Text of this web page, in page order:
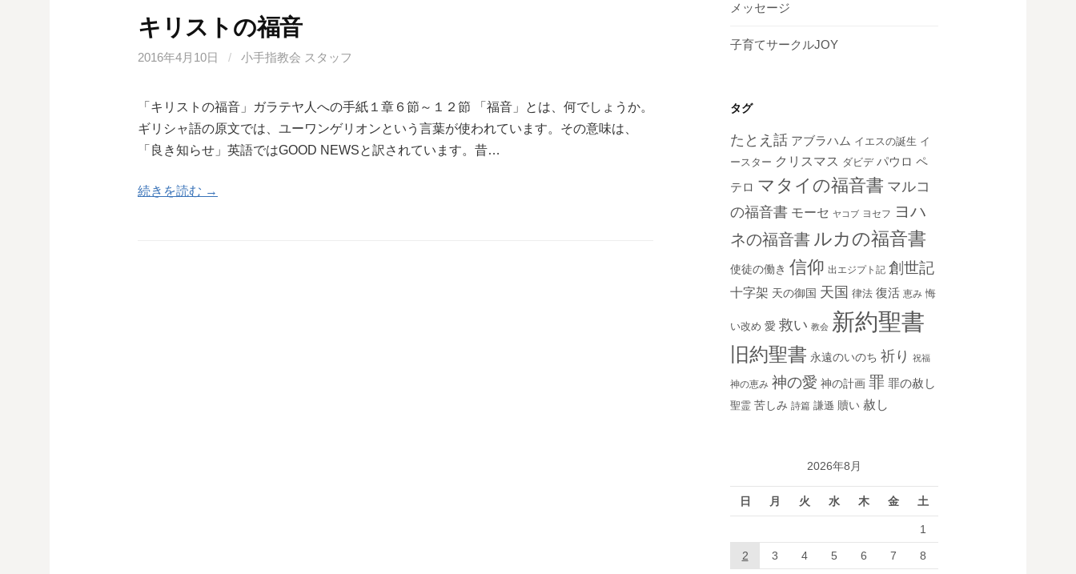
キリストの福音
2016年4月10日 / 小手指教会 スタッフ
「キリストの福音」ガラテヤ人への手紙１章６節～１２節 「福音」とは、何でしょうか。
ギリシャ語の原文では、ユーワンゲリオンという言葉が使われています。その意味は、
「良き知らせ」英語ではGOOD NEWSと訳されています。昔…
続きを読む →
メッセージ
子育てサークルJOY
タグ
たとえ話 アブラハム イエスの誕生 イ
ースター クリスマス ダビデ パウロ ペ
テロ マタイの福音書 マルコ
の福音書 モーセ ヤコブ ヨセフ ヨハ
ネの福音書 ルカの福音書
使徒の働き 信仰 出エジプト記 創世記
十字架 天の御国 天国 律法 復活 恵み 悔
い改め 愛 救い 教会 新約聖書
旧約聖書 永遠のいのち 祈り 祝福
神の恵み 神の愛 神の計画 罪 罪の赦し
聖霊 苦しみ 詩篇 謙遜 贖い 赦し
2026年8月
日 月 火 水 木 金 土
1
2 3 4 5 6 7 8